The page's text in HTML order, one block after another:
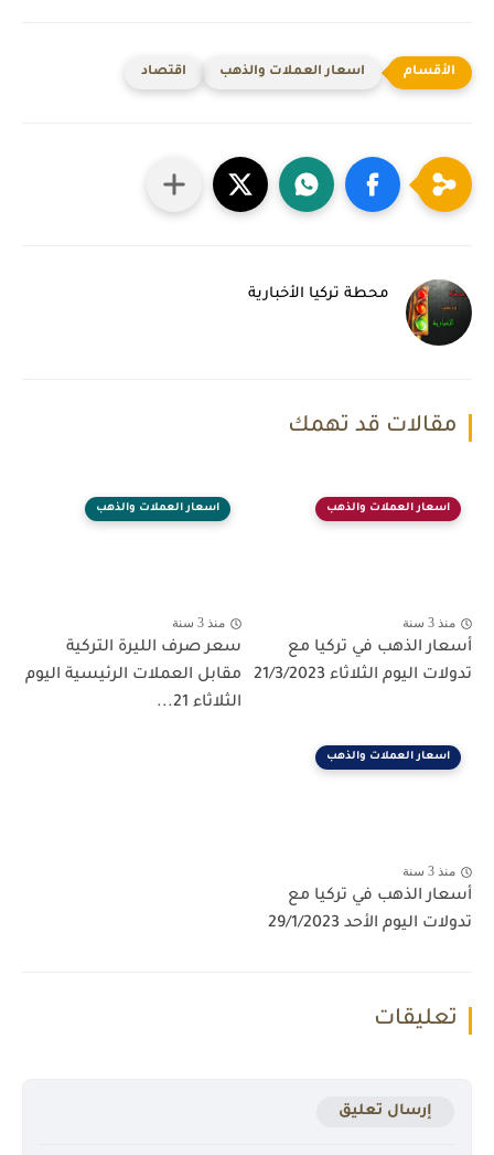
اسعار العملات والذهب اقتصاد
محطة تركيا الأخبارية
مقالات قد تهمك
اسعار العملات والذهب
منذ 3 سنة
أسعار الذهب في تركيا مع
تدولات اليوم الثلاثاء 21/3/2023
اسعار العملات والذهب
منذ 3 سنة
سعر صرف الليرة التركية
مقابل العملات الرئيسية اليوم
الثلاثاء 21...
اسعار العملات والذهب
منذ 3 سنة
أسعار الذهب في تركيا مع
تدولات اليوم الأحد 29/1/2023
تعليقات
إرسال تعليق